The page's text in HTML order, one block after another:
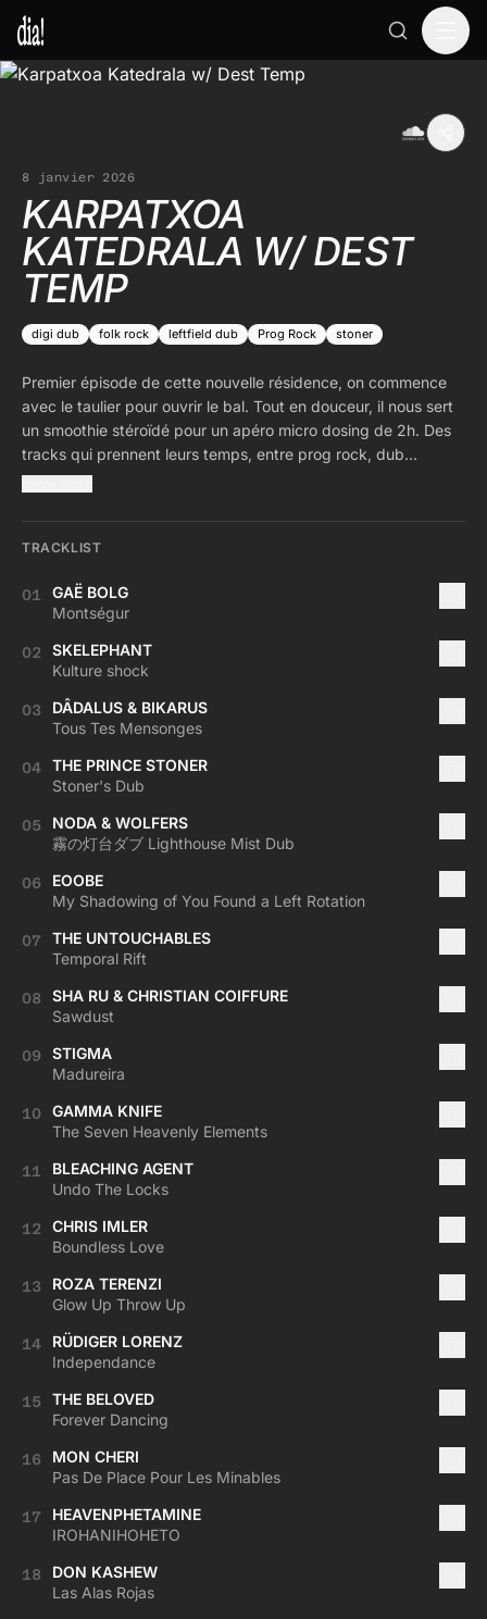
8 janvier 2026
KARPATXOA
KATEDRALA W/ DEST
TEMP
digi dub folk rock leftfield dub Prog Rock stoner
Premier épisode de cette nouvelle résidence, on commence
avec le taulier pour ouvrir le bal. Tout en douceur, il nous sert
un smoothie stéroïdé pour un apéro micro dosing de 2h. Des
tracks qui prennent leurs temps, entre prog rock, dub
downtempo et folkpop wave.
TRACKLIST
01
GAË BOLG
Montségur
02
SKELEPHANT
Kulture shock
03
DÂDALUS & BIKARUS
Tous Tes Mensonges
04
THE PRINCE STONER
Stoner's Dub
05
NODA & WOLFERS
霧の灯台ダブ Lighthouse Mist Dub
06
EOOBE
My Shadowing of You Found a Left Rotation
07
THE UNTOUCHABLES
Temporal Rift
08
SHA RU & CHRISTIAN COIFFURE
Sawdust
09
STIGMA
Madureira
10
GAMMA KNIFE
The Seven Heavenly Elements
11
BLEACHING AGENT
Undo The Locks
12
CHRIS IMLER
Boundless Love
13
ROZA TERENZI
Glow Up Throw Up
14
RÜDIGER LORENZ
Independance
15
THE BELOVED
Forever Dancing
16
MON CHERI
Pas De Place Pour Les Minables
17
HEAVENPHETAMINE
IROHANIHOHETO
18
DON KASHEW
Las Alas Rojas